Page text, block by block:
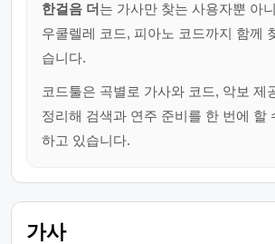
한걸음 더는 가사만 찾는 사용자뿐 아
우쿨렐레 코드, 피아노 코드까지 함께
습니다.
코드툴은 곡별로 가사와 코드, 악보 제
정리해 검색과 연주 준비를 한 번에 할
하고 있습니다.
가사